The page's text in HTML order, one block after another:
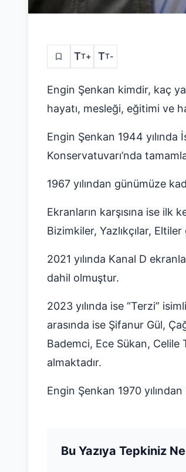
TT+ TT-
Engin Şenkan kimdir, kaç
hayatı, mesleği, eğitimi ve
Engin Şenkan 1944
Konservatuvarı’nda
1967 yılından günümüze
Ekranların karşısına ise ilk
Bizimkiler, Yazlıkçılar, Eltiler
2021 yılında Kanal D
dahil olmuştur.
2023 yılında ise “Terzi”
arasında ise Şifanur Gül,
Bademci, Ece Sükan,
almaktadır.
Engin Şenkan 1970
Bu Yazıya Tepkiniz